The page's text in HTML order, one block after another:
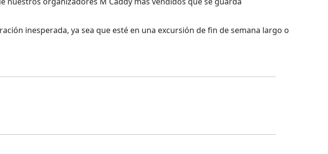
inesperada, ya sea que esté en una excursión de fin de semana largo o